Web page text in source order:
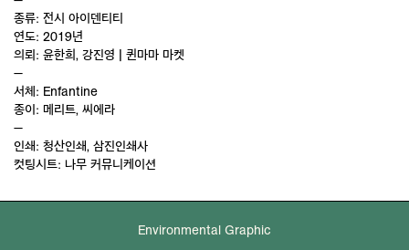
종류: 전시 아이덴티티
연도: 2019년
의뢰: 윤한희, 강진영 | 퀸마마 마켓
—
서체: Enfantine
종이: 메리트, 씨에라
—
인쇄: 청산인쇄, 삼진인쇄사
컷팅시트: 나무 커뮤니케이션
Environmental Graphic